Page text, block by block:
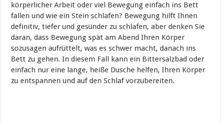
körperlicher Arbeit oder viel Bewegung einfach ins Bett
fallen und wie ein Stein schlafen? Bewegung hilft Ihnen
definitiv, tiefer und gesünder zu schlafen, aber denken Sie
daran, dass Bewegung spät am Abend Ihren Körper
sozusagen aufrüttelt, was es schwer macht, danach ins
Bett zu gehen. In diesem Fall kann ein Bittersalzbad oder
einfach nur eine lange, heiße Dusche helfen, Ihren Körper
zu entspannen und auf den Schlaf vorzubereiten.